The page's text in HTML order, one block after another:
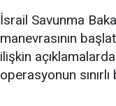
İsrail Savunma
manevrasının
ilişkin
operasyonun